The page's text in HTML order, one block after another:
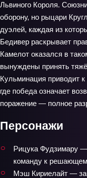
Львиного Короля.
оборону, но рыцари
дуэлей, каждая из
Бедивер раскрывает
Камелот оказался в
вынуждены принять
Кульминация приводит
где победа означает
поражение — полное
Персонажи
Рицука Фудзимару
команду к
Мэш Кириелайт —